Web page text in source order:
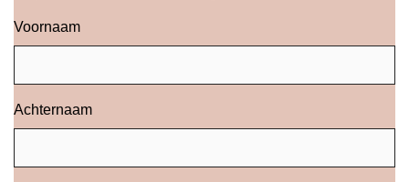
Voornaam
Achternaam